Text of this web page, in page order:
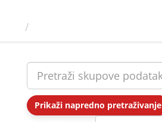
Prikaži napredno pretraživanje